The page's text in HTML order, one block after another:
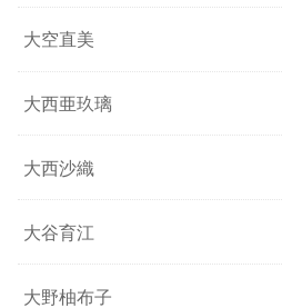
大空直美
大西亜玖璃
大西沙織
大谷育江
大野柚布子